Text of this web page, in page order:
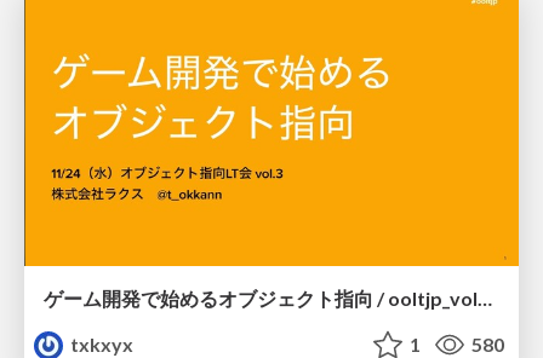
ゲーム開発で始めるオブジェクト指向 / ooltjp_vol3_t_okkan
txkxyx
1 580